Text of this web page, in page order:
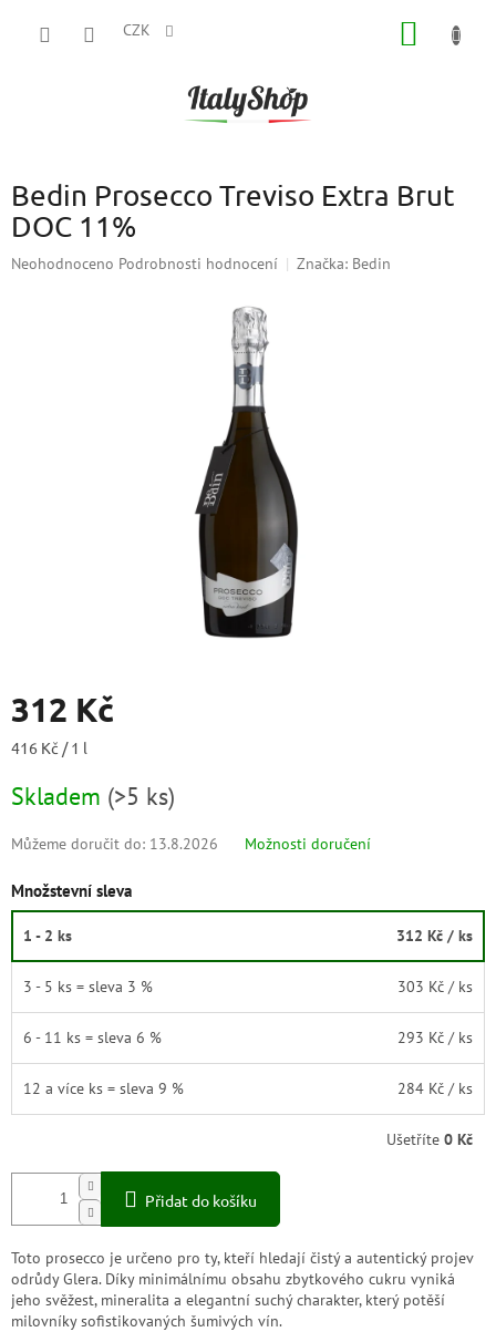
CZK
Bedin Prosecco Treviso Extra Brut
DOC 11%
Průměrné
Neohodnoceno Podrobnosti hodnocení Značka: Bedin
312 Kč
Měrná
416 Kč / 1 l
Skladem (>5 ks)
Můžeme doručit do: 13.8.2026 Možnosti doručení
Množstevní sleva
1 - 2 ks 312 Kč / ks
3 - 5 ks = sleva 3 % 303 Kč / ks
6 - 11 ks = sleva 6 % 293 Kč / ks
12 a více ks = sleva 9 % 284 Kč / ks
Ušetříte 0 Kč
Přidat do košíku
Toto prosecco je určeno pro ty, kteří hledají čistý a autentický projev
odrůdy Glera. Díky minimálnímu obsahu zbytkového cukru vyniká
jeho svěžest, mineralita a elegantní suchý charakter, který potěší
milovníky sofistikovaných šumivých vín.